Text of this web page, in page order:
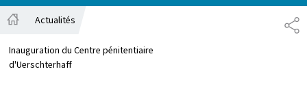
Actualités
Inauguration du Centre pénitentiaire
d'Uerschterhaff